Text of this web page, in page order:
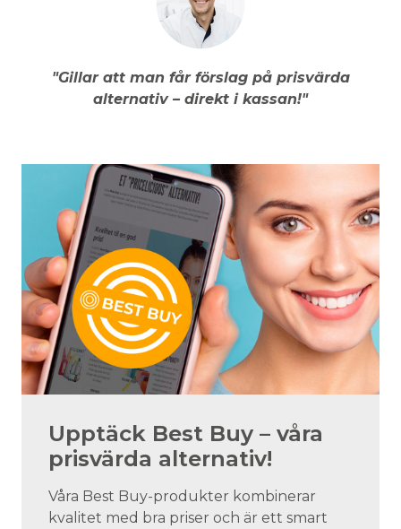
"Gillar att man får förslag på prisvärda
alternativ – direkt i kassan!"
Upptäck Best Buy – våra
prisvärda alternativ!
Våra Best Buy-produkter kombinerar
kvalitet med bra priser och är ett smart